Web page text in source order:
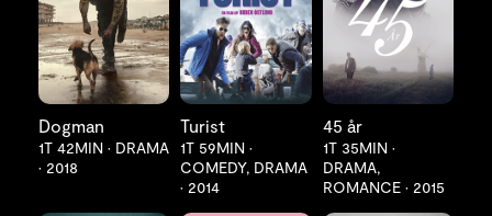
LES MER
Dogman
1T 42MIN • DRAMA
• 2018
LES MER
Turist
1T 59MIN•
COMEDY, DRAMA
• 2014
LES MER
45 år
1T 35MIN •
DRAMA,
ROMANCE • 2015